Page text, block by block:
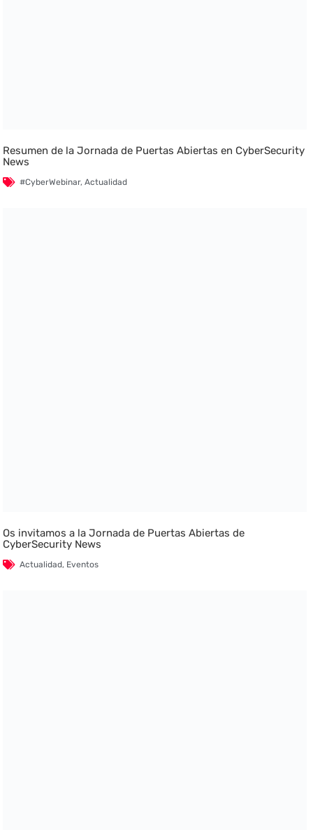
Resumen de la Jornada de Puertas Abiertas en CyberSecurity
News
#CyberWebinar,Actualidad
Os invitamos a la Jornada de Puertas Abiertas de
CyberSecurity News
Actualidad, Eventos